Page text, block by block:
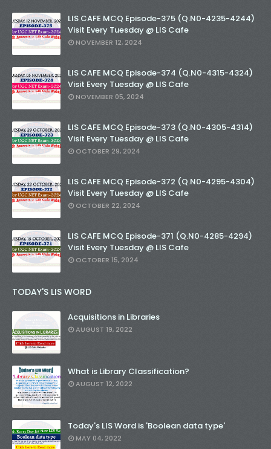
LIS CAFE MCQ Episode-375 (Q.N0-4235-4244)
Visit Every Tuesday @ LIS Cafe
NOVEMBER 12, 2024
LIS CAFE MCQ Episode-374 (Q.N0-4315-4324)
Visit Every Tuesday @ LIS Cafe
NOVEMBER 05, 2024
LIS CAFE MCQ Episode-373 (Q.N0-4305-4314)
Visit Every Tuesday @ LIS Cafe
OCTOBER 29, 2024
LIS CAFE MCQ Episode-372 (Q.N0-4295-4304)
Visit Every Tuesday @ LIS Cafe
OCTOBER 22, 2024
LIS CAFE MCQ Episode-371 (Q.N0-4285-4294)
Visit Every Tuesday @ LIS Cafe
OCTOBER 15, 2024
TODAY'S LIS WORD
Acquisitions in Libraries
AUGUST 19, 2022
What is Library Classification?
AUGUST 12, 2022
Today's LIS Word is 'Boolean data type'
MAY 04, 2022